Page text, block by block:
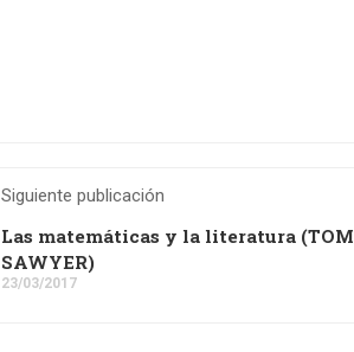
Siguiente publicación
Las matemáticas y la literatura (TOM
SAWYER)
23/03/2017